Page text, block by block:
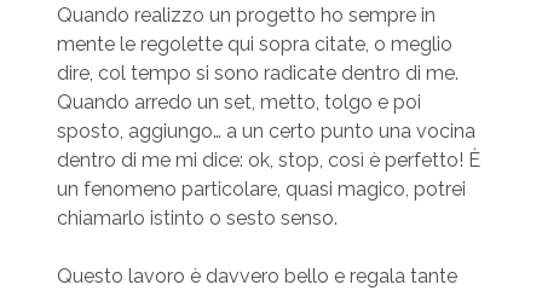
Quando realizzo un progetto ho sempre in
mente le regolette qui sopra citate, o meglio
dire, col tempo si sono radicate dentro di me.
Quando arredo un set, metto, tolgo e poi
sposto, aggiungo… a un certo punto una vocina
dentro di me mi dice: ok, stop, così è perfetto! È
un fenomeno particolare, quasi magico, potrei
chiamarlo istinto o sesto senso.
Questo lavoro è davvero bello e regala tante